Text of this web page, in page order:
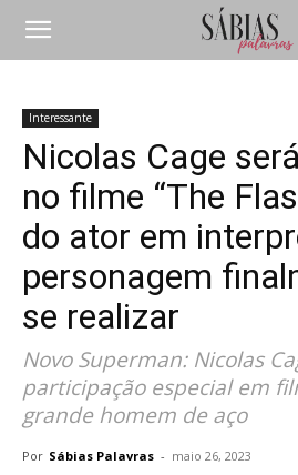
Interessante
Nicolas Cage
no filme “The
do ator em
personagem
se realizar
Novo Superman: Nicolas
participação especial em
grande homem de aço
Por Sábias Palavras - maio 26, 2023